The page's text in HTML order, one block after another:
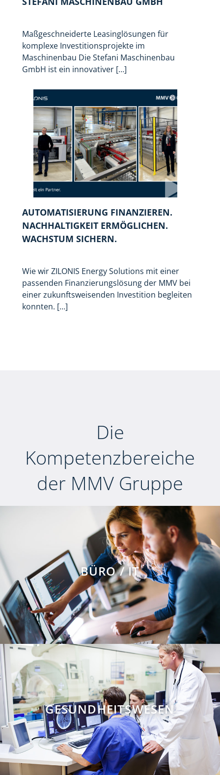
Maßgeschneiderte Leasinglösungen für
komplexe Investitionsprojekte im
Maschinenbau Die Stefani Maschinenbau
GmbH ist ein innovativer […]
AUTOMATISIERUNG FINANZIEREN.
NACHHALTIGKEIT ERMÖGLICHEN.
WACHSTUM SICHERN.
Wie wir ZILONIS Energy Solutions mit einer
passenden Finanzierungslösung der MMV bei
einer zukunftsweisenden Investition begleiten
konnten. […]
Die
Kompetenzbereiche
der MMV Gruppe
BÜRO / IT
GESUNDHEITSWESEN